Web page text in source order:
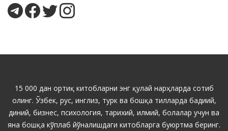
15 000 дан ортиқ китобларни энг қулай нарҳларда сотиб
олинг. Ўзбек, рус, инглиз, турк ва бошқа тилларда бадиий,
диний, бизнес, психология, тарихий, илмий, болалар учун ва
яна бошқа кўплаб йўналишдаги китобларга буюртма беринг.